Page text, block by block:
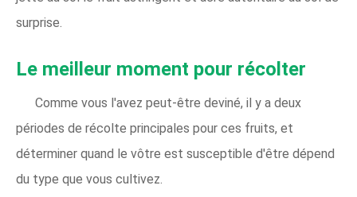
surprise.
Le meilleur moment pour récolter
Comme vous l'avez peut-être deviné, il y a deux
périodes de récolte principales pour ces fruits, et
déterminer quand le vôtre est susceptible d'être dépend
du type que vous cultivez.